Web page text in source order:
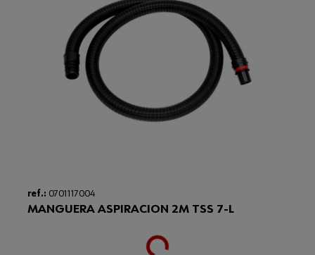
ref.: 0701117004
MANGUERA ASPIRACION 2M TSS 7-L
Loading...